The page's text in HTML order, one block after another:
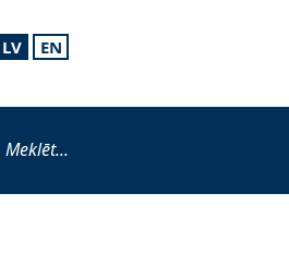
LV EN
Meklēt...